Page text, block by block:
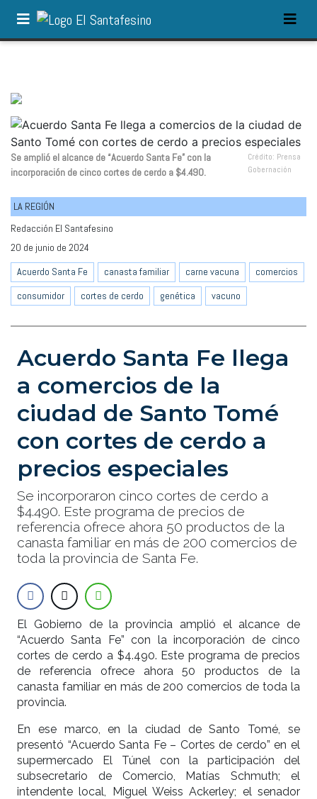
Se amplió el alcance de “Acuerdo Santa Fe” con la
incorporación de cinco cortes de cerdo a $4.490.
Crédito: Prensa
Gobernación
LA REGIÓN
Redacción El Santafesino
20 de junio de 2024
Acuerdo Santa Fe
canasta familiar carne vacuna
comercios
consumidor
cortes de cerdo genética vacuno
Acuerdo Santa Fe llega
a comercios de la
ciudad de Santo Tomé
con cortes de cerdo a
precios especiales
Se incorporaron cinco cortes de cerdo a
$4.490. Este programa de precios de
referencia ofrece ahora 50 productos de la
canasta familiar en más de 200 comercios de
toda la provincia de Santa Fe.
El Gobierno de la provincia amplió el alcance de
“Acuerdo Santa Fe” con la incorporación de cinco
cortes de cerdo a $4.490. Este programa de precios
de referencia ofrece ahora 50 productos de la
canasta familiar en más de 200 comercios de toda la
provincia.
En ese marco, en la ciudad de Santo Tomé, se
presentó “Acuerdo Santa Fe – Cortes de cerdo” en el
supermercado El Túnel con la participación del
subsecretario de Comercio, Matías Schmuth; el
intendente local, Miguel Weiss Ackerley; el senador